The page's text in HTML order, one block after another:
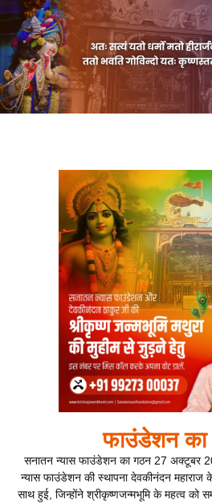
फाउंडेशन का
सनातन न्यास फाउंडेशन का गठन 27 अक्टूबर
न्यास फाउंडेशन की स्थापना देवकीनंदन
साथ हुई, जिन्होंने श्रीकृष्णजन्मभूमि के महत्व